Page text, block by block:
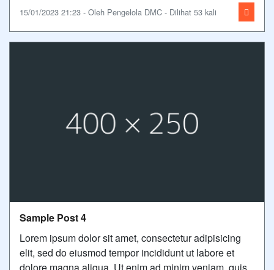
15/01/2023 21:23 - Oleh Pengelola DMC - Dilihat 53 kali
Sample Post 4
Lorem ipsum dolor sit amet, consectetur adipisicing
elit, sed do eiusmod tempor incididunt ut labore et